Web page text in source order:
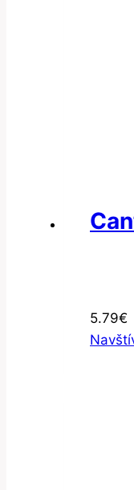
5.79€